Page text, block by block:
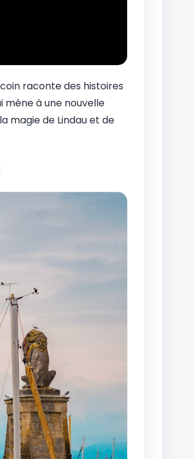
raconte des histoires
mène à une nouvelle
magie de Lindau et de